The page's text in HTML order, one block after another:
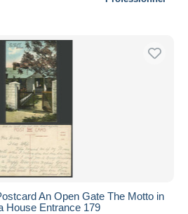
An Open Gate The Motto in
House Entrance 179